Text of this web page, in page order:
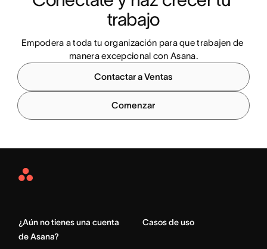
trabajo
Empodera a toda tu organización para que trabajen de
manera excepcional con Asana.
Contactar a Ventas
Comenzar
Asana
¿Aún no tienes una cuenta
de Asana?
Casos de uso